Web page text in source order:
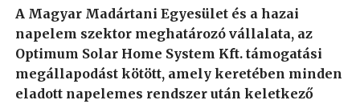
A Magyar Madártani Egyesület és a hazai
napelem szektor meghatározó vállalata, az
Optimum Solar Home System Kft. támogatási
megállapodást kötött, amely keretében minden
eladott napelemes rendszer után keletkező